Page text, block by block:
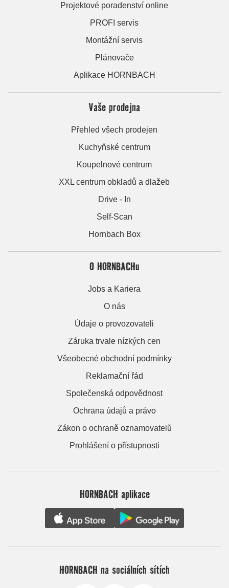
Projektové poradenství online
PROFI servis
Montážní servis
Plánovače
Aplikace HORNBACH
Vaše prodejna
Přehled všech prodejen
Kuchyňské centrum
Koupelnové centrum
XXL centrum obkladů a dlažeb
Drive - In
Self-Scan
Hornbach Box
O HORNBACHu
Jobs a Kariera
O nás
Údaje o provozovateli
Záruka trvale nízkých cen
Všeobecné obchodní podmínky
Reklamační řád
Společenská odpovědnost
Ochrana údajů a právo
Zákon o ochraně oznamovatelů
Prohlášení o přístupnosti
HORNBACH aplikace
HORNBACH na sociálních sítích